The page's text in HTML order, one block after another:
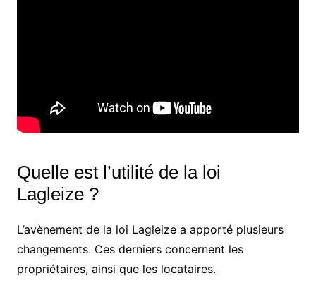
Quelle est l’utilité de la loi
Lagleize ?
L’avènement de la loi Lagleize a apporté plusieurs
changements. Ces derniers concernent les
propriétaires, ainsi que les locataires.